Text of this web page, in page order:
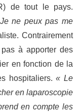
de tout le pays.
ne peux pas me
Contrairement
à apporter des
en fonction de la
hospitaliers.« Le
en laparoscopie
en compte les